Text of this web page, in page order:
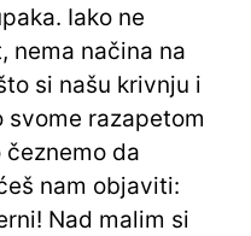
Iako ne
nema načina na
si našu krivnju i
razapetom
čeznemo da
nam objaviti:
Nad malim si